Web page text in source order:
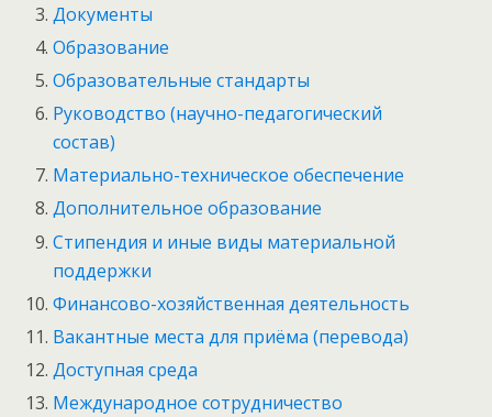
Документы
Образование
Образовательные стандарты
Руководство (научно-педагогический
состав)
Материально-техническое обеспечение
Дополнительное образование
Стипендия и иные виды материальной
поддержки
Финансово-хозяйственная деятельность
Вакантные места для приёма (перевода)
Доступная среда
Международное сотрудничество